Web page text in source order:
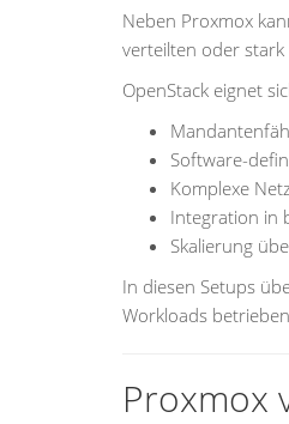
Neben Proxmox
verteilten oder
OpenStack eignet
Software-
Komplexe
Integration in
Skalierung
In diesen Setups
Workloads
Proxmox